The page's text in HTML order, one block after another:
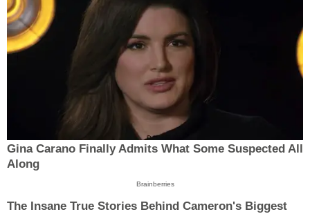
Gina Carano Finally Admits What Some Suspected All
Along
Brainberries
The Insane True Stories Behind Cameron's Biggest